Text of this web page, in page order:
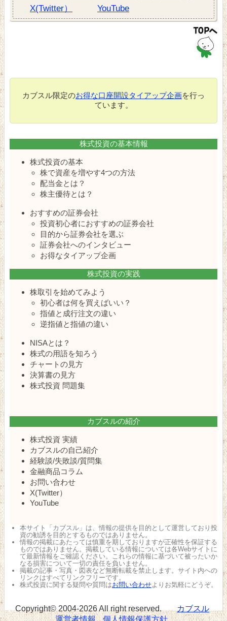
X(Twitter） YouTube
カブスル限定のお得な口座開設タイアップ企画を行っ
ています。
株式投資の基本情報
株式投資の基本
株で資産を増やす4つの方法
配当金とは？
株主優待とは？
おすすめの証券会社
投資初心者におすすめの証券会社
目的から証券会社を選ぶ
証券会社へのインタビュー
お得なタイアップ企画
株式投資の実践
株取引を始めてみよう
初心者は何を買えばいい？
指値と成行注文の違い
逆指値と指値の違い
NISAとは？
株式の用語を知ろう
チャートの見方
決算書の見方
株式投資 問題集
カブスルの紹介
株式投資 実績
カブスルの自己紹介
経験談/失敗談/質問集
金融商品コラム
お問い合わせ
X(Twitter）
YouTube
本サイト「カブスル」は、情報の提供を目的として運営しており投
資の勧誘を目的とするものではありません。
情報の掲載にあたっては慎重を期しておりますが正確性を保証する
ものではありません。掲載している情報については各Webサイトに
て最新情報をご確認ください。これらの情報に基づいて被ったいか
なる損害について一切の責任を負いません。
掲載の記事・写真・図表など無断転載を禁止します。サイト内への
リンクはすべてリンクフリーです。
株式投資に関する疑問や質問はお問い合わせよりお気軽にどうぞ。
Copyright© 2004-2026 All right reserved.
カブスル